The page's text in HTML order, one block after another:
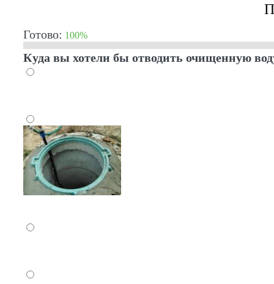
Готово: 100%
Куда вы хотели бы отводить очищенную